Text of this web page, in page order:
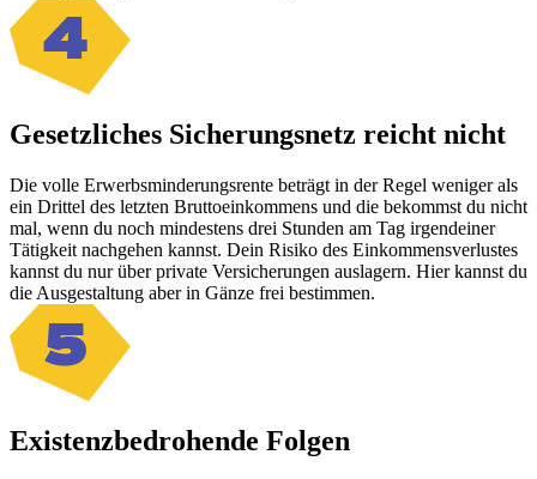
4
Gesetzliches Sicherungsnetz reicht nicht
Die volle Erwerbsminderungsrente beträgt in der Regel weniger als
ein Drittel des letzten Bruttoeinkommens und die bekommst du nicht
mal, wenn du noch mindestens drei Stunden am Tag irgendeiner
Tätigkeit nachgehen kannst. Dein Risiko des Einkommensverlustes
kannst du nur über private Versicherungen auslagern. Hier kannst du
die Ausgestaltung aber in Gänze frei bestimmen.
5
Existenzbedrohende Folgen